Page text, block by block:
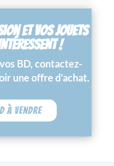
ET VOS JOUETS
!
BD, contactez-
une offre d’achat.
à vendre